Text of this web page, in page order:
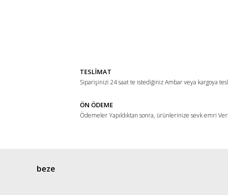
Ürün bilgilerinde hatalar bulunuyor.
Bu ürüne benzer farklı alternatifler olmalı.
TESLİMAT
Siparişinizi 24 saat te istediğiniz Ambar veya kargoya
ÖN ÖDEME
Ödemeler Yapıldıktan sonra, ürünlerinize sevk emri
beze